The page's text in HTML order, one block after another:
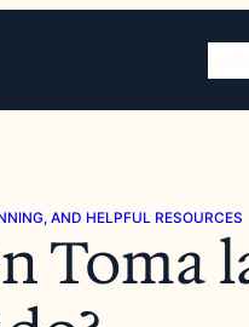
AND HELPFUL RESOURCES
Toma